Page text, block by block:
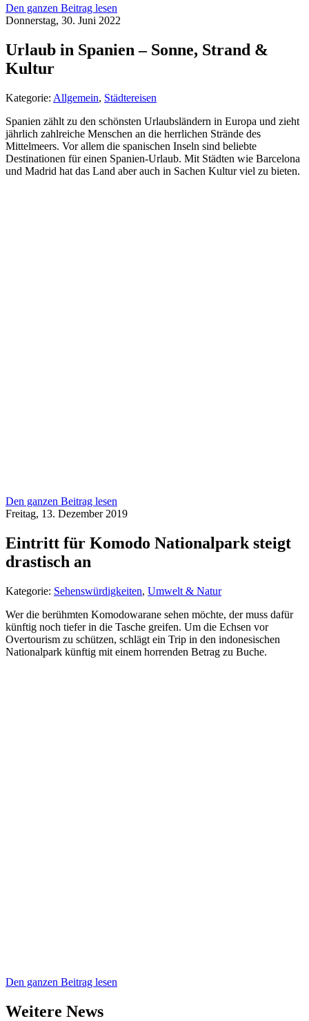
Den ganzen Beitrag lesen
Donnerstag, 30. Juni 2022
Urlaub in Spanien – Sonne, Strand &
Kultur
Kategorie: Allgemein, Städtereisen
Spanien zählt zu den schönsten Urlaubsländern in Europa und zieht
jährlich zahlreiche Menschen an die herrlichen Strände des
Mittelmeers. Vor allem die spanischen Inseln sind beliebte
Destinationen für einen Spanien-Urlaub. Mit Städten wie Barcelona
und Madrid hat das Land aber auch in Sachen Kultur viel zu bieten.
Den ganzen Beitrag lesen
Freitag, 13. Dezember 2019
Eintritt für Komodo Nationalpark steigt
drastisch an
Kategorie: Sehenswürdigkeiten, Umwelt & Natur
Wer die berühmten Komodowarane sehen möchte, der muss dafür
künftig noch tiefer in die Tasche greifen. Um die Echsen vor
Overtourism zu schützen, schlägt ein Trip in den indonesischen
Nationalpark künftig mit einem horrenden Betrag zu Buche.
Den ganzen Beitrag lesen
Weitere News